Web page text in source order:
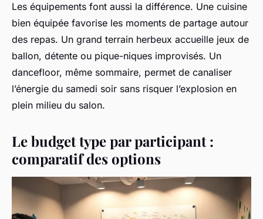
Les équipements font aussi la différence. Une cuisine
bien équipée favorise les moments de partage autour
des repas. Un grand terrain herbeux accueille jeux de
ballon, détente ou pique-niques improvisés. Un
dancefloor, même sommaire, permet de canaliser
l’énergie du samedi soir sans risquer l’explosion en
plein milieu du salon.
Le budget type par participant :
comparatif des options